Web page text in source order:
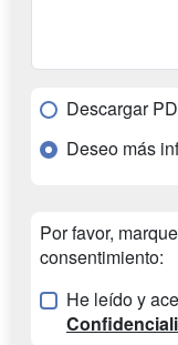
Descargar
Deseo más
Por favor,
consentimiento:
He leído y